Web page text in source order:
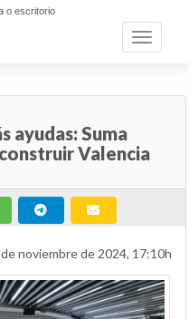
o escritorio
Toggle
ayudas: Suma
Valencia
noviembre de 2024, 17:10h